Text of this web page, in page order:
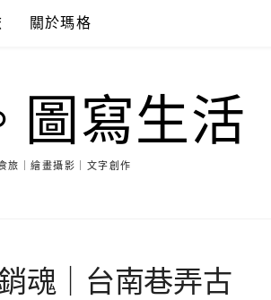
關於瑪格
圖寫生活
旅｜繪畫攝影｜文字創作
魂｜台南巷弄古